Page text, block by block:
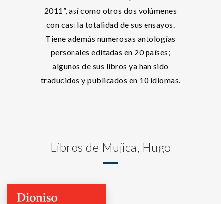
2011”, así como otros dos volúmenes
con casi la totalidad de sus ensayos.
Tiene además numerosas antologías
personales editadas en 20 países;
algunos de sus libros ya han sido
traducidos y publicados en 10 idiomas.
Libros de Mujica, Hugo